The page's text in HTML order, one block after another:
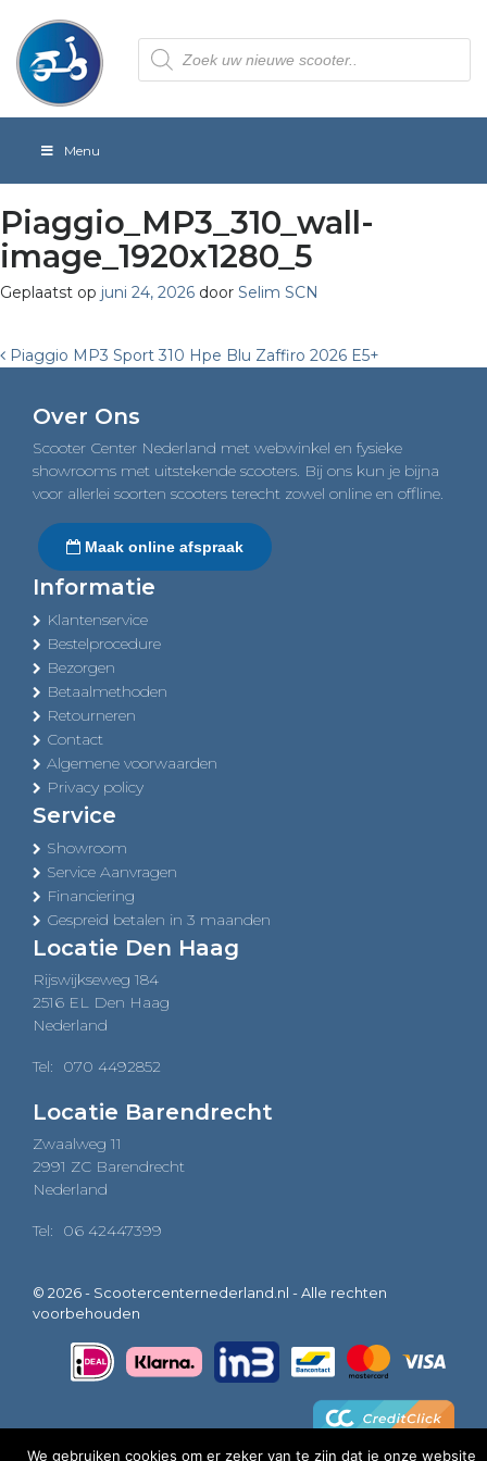
Producten
zoeken
Menu
Piaggio_MP3_310_wall-
image_1920x1280_5
Geplaatst op juni 24, 2026 door Selim SCN
Post
navigation
Piaggio MP3 Sport 310 Hpe Blu Zaffiro 2026 E5+
Over Ons
Scooter Center Nederland met webwinkel en fysieke
showrooms met uitstekende scooters. Bij ons kun je bijna
voor allerlei soorten scooters terecht zowel online en offline.
Maak online afspraak
Informatie
Klantenservice
Bestelprocedure
Bezorgen
Betaalmethoden
Retourneren
Contact
Algemene voorwaarden
Privacy policy
Service
Showroom
Service Aanvragen
Financiering
Gespreid betalen in 3 maanden
Locatie Den Haag
Rijswijkseweg 184
2516 EL Den Haag
Nederland
Tel: 070 4492852
Locatie Barendrecht
Zwaalweg 11
2991 ZC Barendrecht
Nederland
Tel: 06 42447399
© 2026 - Scootercenternederland.nl - Alle rechten
voorbehouden
We gebruiken cookies om er zeker van te zijn dat je onze website